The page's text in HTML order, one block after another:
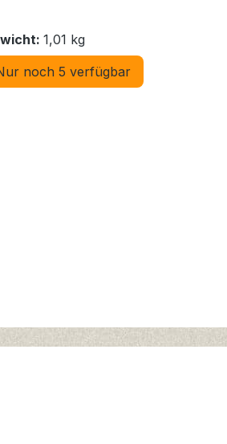
1,01 kg
noch 5 verfügbar